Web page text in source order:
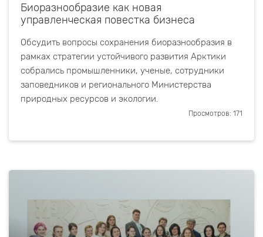
Биоразнообразие как новая
управленческая повестка бизнеса
Обсудить вопросы сохранения биоразнообразия в
рамках стратегии устойчивого развития Арктики
собрались промышленники, ученые, сотрудники
заповедников и регионального Министерства
природных ресурсов и экологии.
Просмотров: 171